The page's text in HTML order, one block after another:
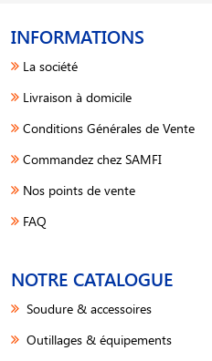
INFORMATIONS
La société
Livraison à domicile
Conditions Générales de Vente
Commandez chez SAMFI
Nos points de vente
FAQ
NOTRE CATALOGUE
Soudure & accessoires
Outillages & équipements